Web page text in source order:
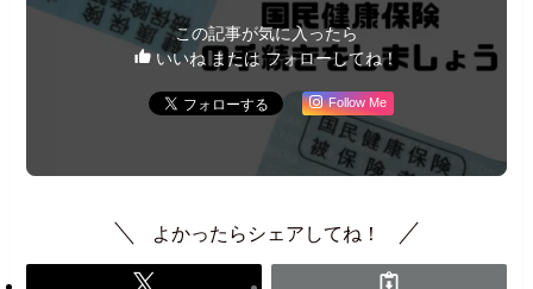
この記事が気に入ったら
いいね または フォローしてね！
Follow Me
よかったらシェアしてね！